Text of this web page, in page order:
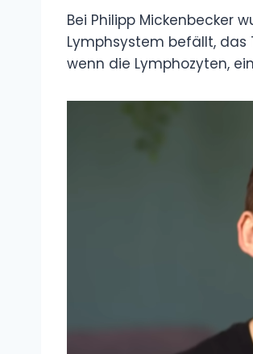
Bei Philipp Mickenbecker
Lymphsystem befällt, das
wenn die Lymphozyten,